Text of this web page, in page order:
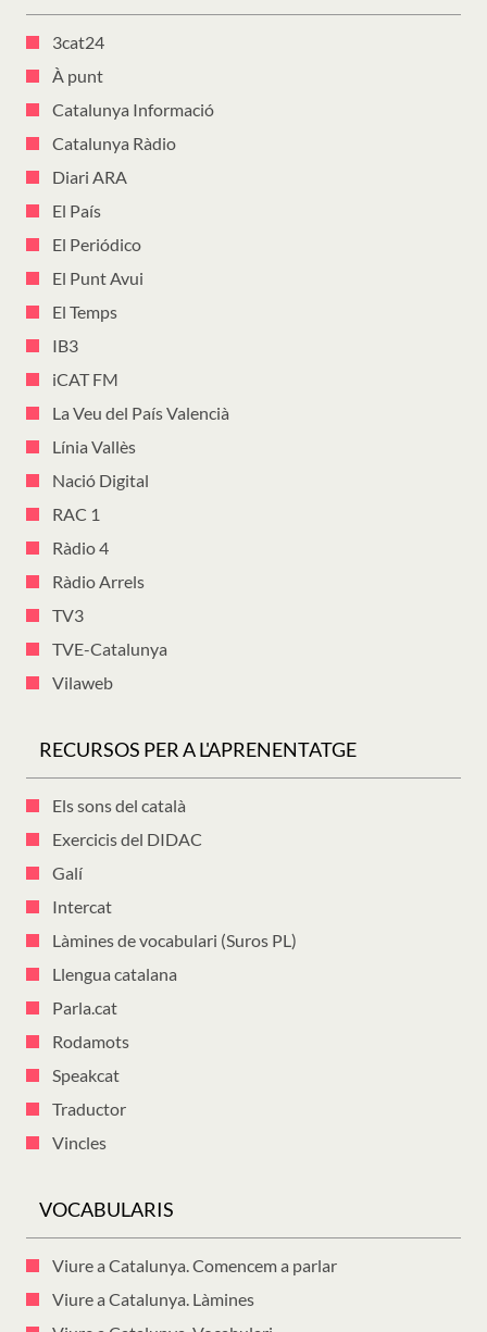
3cat24
À punt
Catalunya Informació
Catalunya Ràdio
Diari ARA
El País
El Periódico
El Punt Avui
El Temps
IB3
iCAT FM
La Veu del País Valencià
Línia Vallès
Nació Digital
RAC 1
Ràdio 4
Ràdio Arrels
TV3
TVE-Catalunya
Vilaweb
RECURSOS PER A L'APRENENTATGE
Els sons del català
Exercicis del DIDAC
Galí
Intercat
Làmines de vocabulari (Suros PL)
Llengua catalana
Parla.cat
Rodamots
Speakcat
Traductor
Vincles
VOCABULARIS
Viure a Catalunya. Comencem a parlar
Viure a Catalunya. Làmines